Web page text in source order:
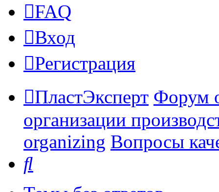
FAQ
Вход
Регистрация
ПластЭксперт Форум
организации
organizing Вопросы